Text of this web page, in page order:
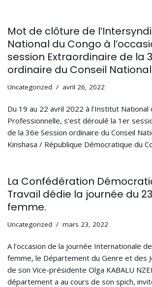
Mot de clôture de
National du Congo à
session Extraordinaire de la
ordinaire du Conseil
Uncategorized avril 26, 2022
Du 19 au 22 avril 2022 à l’Institut
Professionnelle, s’est déroulé la 1er
de la 36e Session ordinaire du Conseil
Kinshasa / République Démocratique du
La Confédération
Travail dédie la journée du
femme.
Uncategorized mars 23, 2022
A l’occasion de la journée Internationale
femme, le Département du Genre et des
de son Vice-présidente Olga KABALU
département a au cours de son spich,